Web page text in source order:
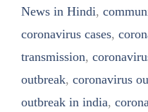
News in Hindi,
coronavirus cases,
transmission,
outbreak, coronavirus
outbreak in india,